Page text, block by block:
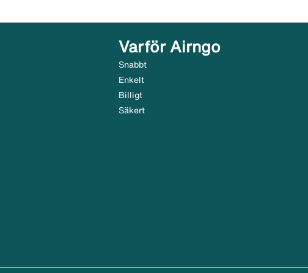
Varför Airngo
Snabbt
Enkelt
Billigt
Säkert